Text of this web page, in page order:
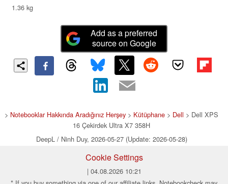
1.36 kg
Add as a preferred
source on Google
> Notebooklar Hakkında Aradığınız Herşey > Kütüphane > Dell > Dell XPS
16 Çekirdek Ultra X7 358H
DeepL / Ninh Duy, 2026-05-27 (Update: 2026-05-28)
Cookie Settings
| 04.08.2026 10:21